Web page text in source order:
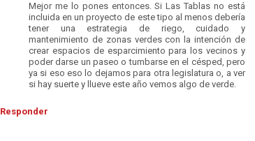
Mejor me lo pones entonces. Si Las Tablas no está
incluida en un proyecto de este tipo al menos debería
tener una estrategia de riego, cuidado y
mantenimiento de zonas verdes con la intención de
crear espacios de esparcimiento para los vecinos y
poder darse un paseo o tumbarse en el césped, pero
ya si eso eso lo dejamos para otra legislatura o, a ver
si hay suerte y llueve este año vemos algo de verde.
Responder